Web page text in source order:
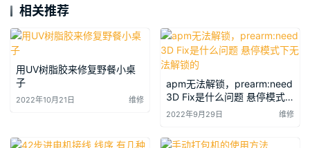
相关推荐
用UV树脂胶来修复野餐小桌
子
2022年10月21日 维修
apm无法解锁，prearm:need
3D Fix是什么问题 悬停模式
下无法解锁的
2022年9月29日 维修